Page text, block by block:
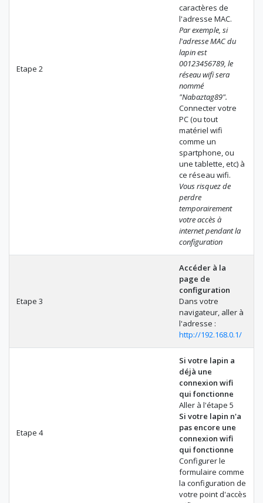
Etape 2
caractères de
l'adresse MAC.
Par exemple, si
l'adresse MAC du
lapin est
00123456789, le
réseau wifi sera
nommé
"Nabaztag89".
Connecter votre
PC (ou tout
matériel wifi
comme un
spartphone, ou
une tablette, etc) à
ce réseau wifi.
Vous risquez de
perdre
temporairement
votre accès à
internet pendant la
configuration
Etape 3
Accéder à la
page de
configuration
Dans votre
navigateur, aller à
l'adresse :
http://192.168.0.1/
Etape 4
Si votre lapin a
déjà une
connexion wifi
qui fonctionne
Aller à l'étape 5
Si votre lapin n'a
pas encore une
connexion wifi
qui fonctionne
Configurer le
formulaire comme
la configuration de
votre point d'accès